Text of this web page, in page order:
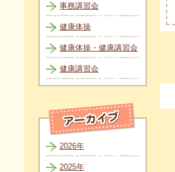
事務講習会
健康体操
健康体操・健康講習会
健康講習会
2026年
2025年